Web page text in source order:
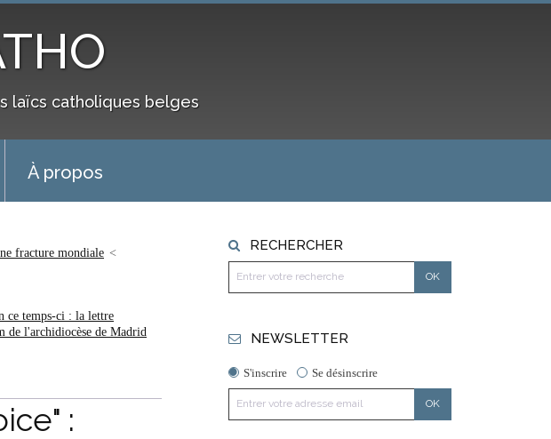
laïcs catholiques belges
À propos
fracture mondiale
ce temps-ci : la lettre
de l'archidiocèse de Madrid
:
RECHERCHER
NEWSLETTER
S'inscrire Se désinscrire